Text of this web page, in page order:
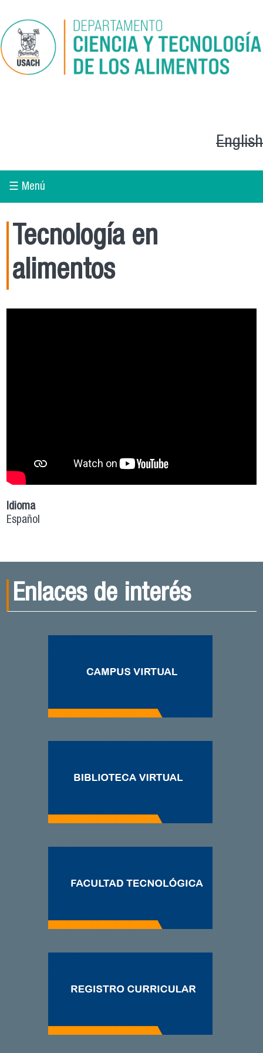
English
☰ Menú
Tecnología en
alimentos
Idioma
Español
Enlaces de interés